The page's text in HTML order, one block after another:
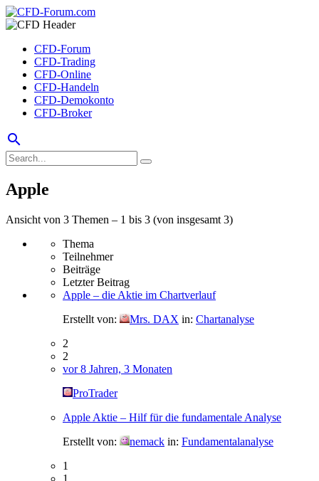
CFD-Forum
CFD-Trading
CFD-Online
CFD-Handeln
CFD-Demokonto
CFD-Broker
search
Apple
Ansicht von 3 Themen – 1 bis 3 (von insgesamt 3)
Thema
Teilnehmer
Beiträge
Letzter Beitrag
Apple – die Aktie im Chartverlauf
Erstellt von:
Mrs. DAX in: Chartanalyse
2
2
vor 8 Jahren, 3 Monaten
ProTrader
Apple Aktie – Hilf für die fundamentale Analyse
Erstellt von:
nemack in: Fundamentalanalyse
1
1